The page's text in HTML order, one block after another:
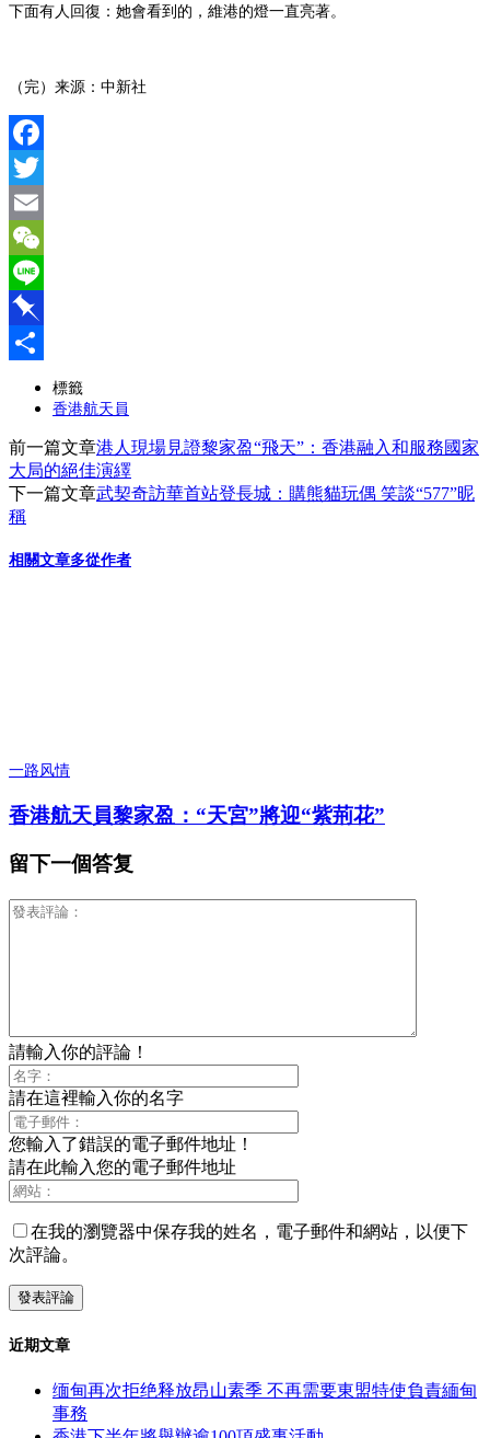
下面有人回復：她會看到的，維港的燈一直亮著。
（完） 来源：中新社
Facebook
Twitter
Email
WeChat
Line
Pinboard
標籤
香港航天員
前一篇文章港人現場見證黎家盈“飛天”：香港融入和服務國家
大局的絕佳演繹
下一篇文章武契奇訪華首站登長城：購熊貓玩偶 笑談“577”昵
稱
相關文章多從作者
一路风情
香港航天員黎家盈：“天宮”將迎“紫荊花”
留下一個答复
請輸入你的評論！
請在這裡輸入你的名字
您輸入了錯誤的電子郵件地址！
請在此輸入您的電子郵件地址
在我的瀏覽器中保存我的姓名，電子郵件和網站，以便下
次評論。
近期文章
缅甸再次拒绝释放昂山素季 不再需要東盟特使負責緬甸
事務